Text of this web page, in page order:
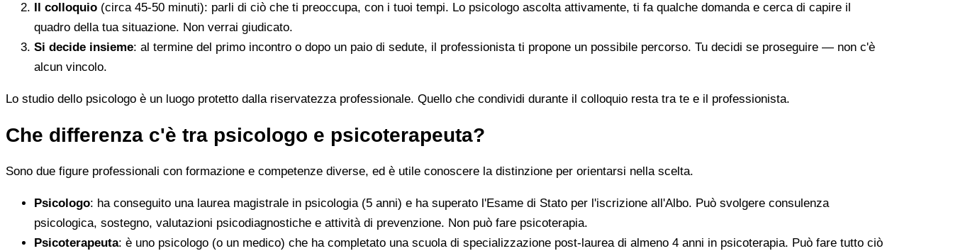
Il colloquio (circa 45-50 minuti): parli di ciò che ti preoccupa, con i tuoi tempi. Lo psicologo ascolta attivamente, ti fa qualche domanda e cerca di capire il
quadro della tua situazione. Non verrai giudicato.
Si decide insieme: al termine del primo incontro o dopo un paio di sedute, il professionista ti propone un possibile percorso. Tu decidi se proseguire — non c'è
alcun vincolo.
Lo studio dello psicologo è un luogo protetto dalla riservatezza professionale. Quello che condividi durante il colloquio resta tra te e il professionista.
Che differenza c'è tra psicologo e psicoterapeuta?
Sono due figure professionali con formazione e competenze diverse, ed è utile conoscere la distinzione per orientarsi nella scelta.
Psicologo: ha conseguito una laurea magistrale in psicologia (5 anni) e ha superato l'Esame di Stato per l'iscrizione all'Albo. Può svolgere consulenza
psicologica, sostegno, valutazioni psicodiagnostiche e attività di prevenzione. Non può fare psicoterapia.
Psicoterapeuta: è uno psicologo (o un medico) che ha completato una scuola di specializzazione post-laurea di almeno 4 anni in psicoterapia. Può fare tutto ciò